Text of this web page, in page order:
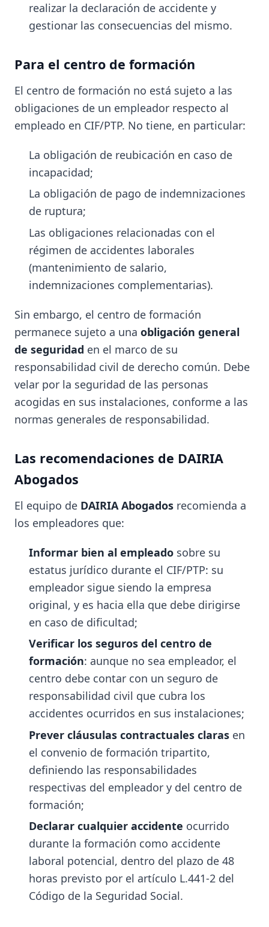
realizar la declaración de accidente y
gestionar las consecuencias del mismo.
Para el centro de formación
El centro de formación no está sujeto a las
obligaciones de un empleador respecto al
empleado en CIF/PTP. No tiene, en particular:
La obligación de reubicación en caso de
incapacidad;
La obligación de pago de indemnizaciones
de ruptura;
Las obligaciones relacionadas con el
régimen de accidentes laborales
(mantenimiento de salario,
indemnizaciones complementarias).
Sin embargo, el centro de formación
permanece sujeto a una obligación general
de seguridad en el marco de su
responsabilidad civil de derecho común. Debe
velar por la seguridad de las personas
acogidas en sus instalaciones, conforme a las
normas generales de responsabilidad.
Las recomendaciones de DAIRIA
Abogados
El equipo de DAIRIA Abogados recomienda a
los empleadores que:
Informar bien al empleado sobre su
estatus jurídico durante el CIF/PTP: su
empleador sigue siendo la empresa
original, y es hacia ella que debe dirigirse
en caso de dificultad;
Verificar los seguros del centro de
formación: aunque no sea empleador, el
centro debe contar con un seguro de
responsabilidad civil que cubra los
accidentes ocurridos en sus instalaciones;
Prever cláusulas contractuales claras en
el convenio de formación tripartito,
definiendo las responsabilidades
respectivas del empleador y del centro de
formación;
Declarar cualquier accidente ocurrido
durante la formación como accidente
laboral potencial, dentro del plazo de 48
horas previsto por el artículo L.441-2 del
Código de la Seguridad Social.